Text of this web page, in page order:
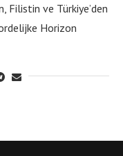
Filistin ve Türkiye’den
Horizon